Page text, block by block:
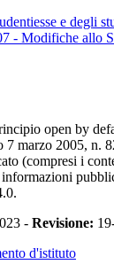
e degli
- Modifiche allo
open by
7 marzo 2005, n.
(compresi i
- Revisione:
d'istituto